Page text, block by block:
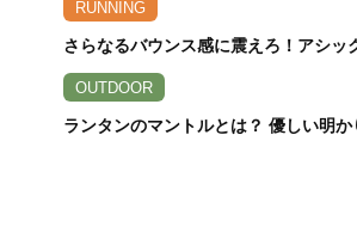
RUNNING
さらなるバウンス感に震えろ！アシ
OUTDOOR
ランタンのマントルとは？ 優しい明